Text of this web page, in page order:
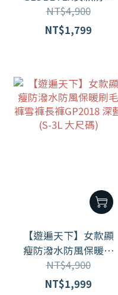
防風保暖刷毛褲雪褲
GP2016 / 黑色 ( S -3L
NT$4,900
NT$1,799
【遊遍天下】女款顯
瘦防潑水防風保暖刷
毛褲雪褲長褲GP2018
深藍 (S-3L 大尺碼)
NT$4,900
NT$1,999